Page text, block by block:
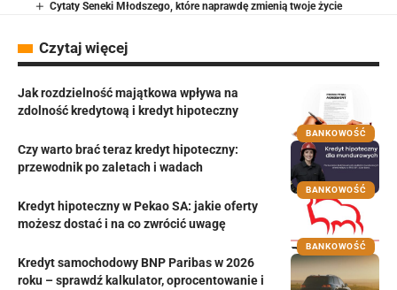
Cytaty Seneki Młodszego, które naprawdę zmienią twoje życie
Czytaj więcej
BANKOWOŚĆ
Jak rozdzielność majątkowa wpływa na
zdolność kredytową i kredyt hipoteczny
BANKOWOŚĆ
Czy warto brać teraz kredyt hipoteczny:
przewodnik po zaletach i wadach
BANKOWOŚĆ
Kredyt hipoteczny w Pekao SA: jakie oferty
możesz dostać i na co zwrócić uwagę
Kredyt samochodowy BNP Paribas w 2026
roku – sprawdź kalkulator, oprocentowanie i